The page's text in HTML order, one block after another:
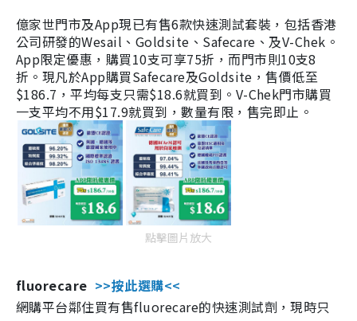
億家世門市及App現已有售6款快速測試套裝，包括香港
公司研發的Wesail、Goldsite、Safecare、及V-Chek。
App限定優惠，購買10支可享75折，而門市則10支8
折。現凡於App購買Safecare及Goldsite，售價低至
$186.7，平均每支只需$18.6就買到。V-Chek門市購買
一支平均不用$17.9就買到，數量有限，售完即止。
點擊圖片放大
fluorecare >>按此選購<<
網購平台鄰住買有售fluorecare的快速測試劑，現時只